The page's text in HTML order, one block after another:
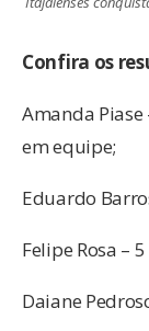
Confira os
Amanda
em equipe;
Eduardo
Felipe Rosa –
Daiane